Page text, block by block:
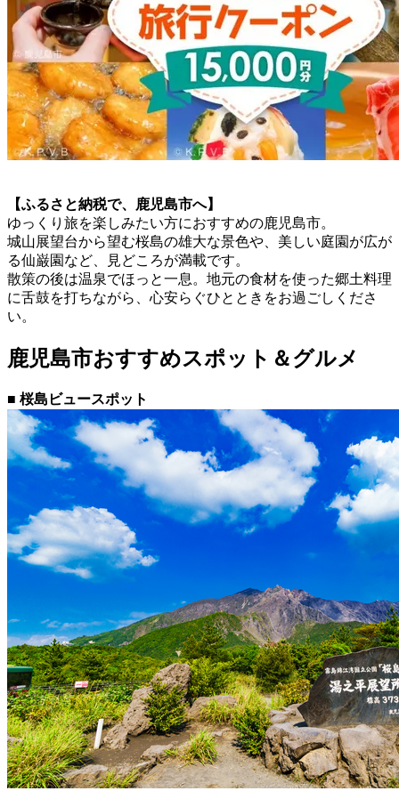
【ふるさと納税で、鹿児島市へ】
ゆっくり旅を楽しみたい方におすすめの鹿児島市。
城山展望台から望む桜島の雄大な景色や、美しい庭園が広が
る仙巌園など、見どころが満載です。
散策の後は温泉でほっと一息。地元の食材を使った郷土料理
に舌鼓を打ちながら、心安らぐひとときをお過ごしくださ
い。
鹿児島市おすすめスポット＆グルメ
■ 桜島ビュースポット